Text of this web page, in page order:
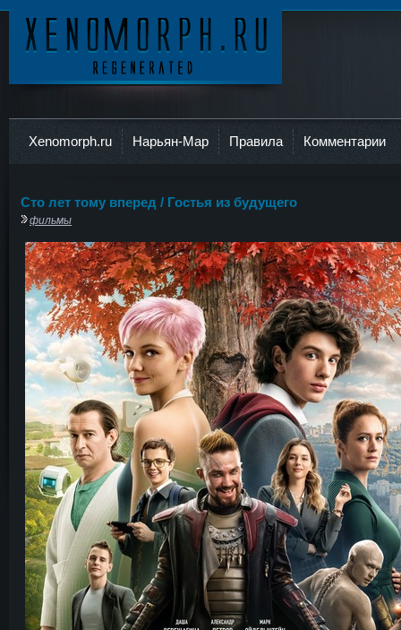
Xenomorph.ru Нарьян-Мар Правила Комментарии
Сто лет тому вперед / Гостья из будущего
фильмы